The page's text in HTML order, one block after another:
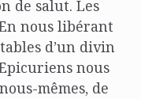
de salut. Les
nous libérant
d’un divin
nous
mêmes, de